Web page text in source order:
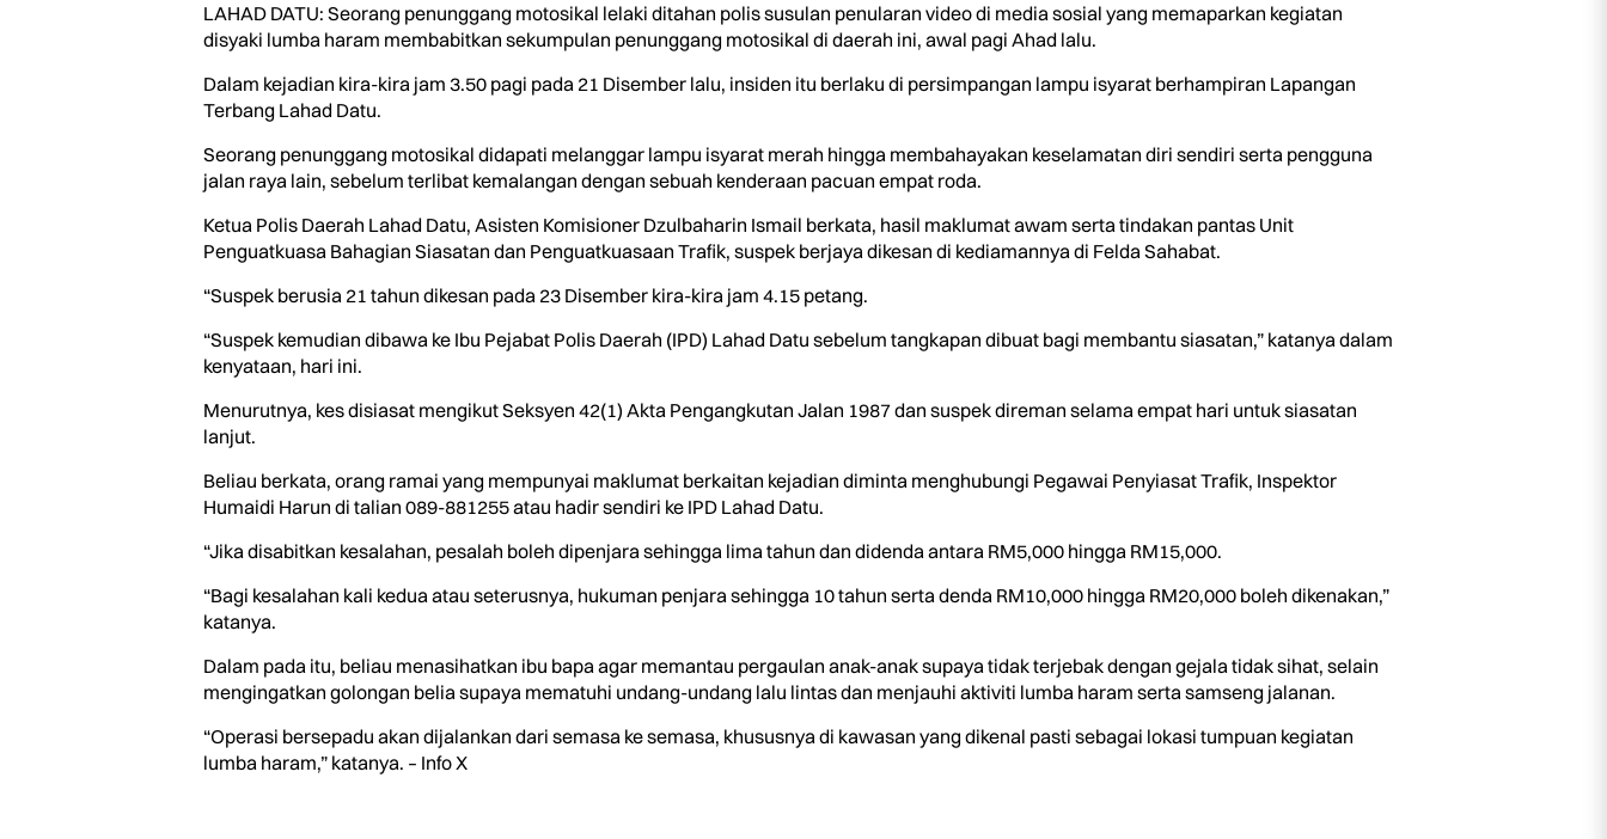
LAHAD DATU: Seorang penunggang motosikal lelaki ditahan polis susulan penularan video di media sosial yang memaparkan kegiatan
disyaki lumba haram membabitkan sekumpulan penunggang motosikal di daerah ini, awal pagi Ahad lalu.
Dalam kejadian kira-kira jam 3.50 pagi pada 21 Disember lalu, insiden itu berlaku di persimpangan lampu isyarat berhampiran Lapangan
Terbang Lahad Datu.
Seorang penunggang motosikal didapati melanggar lampu isyarat merah hingga membahayakan keselamatan diri sendiri serta pengguna
jalan raya lain, sebelum terlibat kemalangan dengan sebuah kenderaan pacuan empat roda.
Ketua Polis Daerah Lahad Datu, Asisten Komisioner Dzulbaharin Ismail berkata, hasil maklumat awam serta tindakan pantas Unit
Penguatkuasa Bahagian Siasatan dan Penguatkuasaan Trafik, suspek berjaya dikesan di kediamannya di Felda Sahabat.
“Suspek berusia 21 tahun dikesan pada 23 Disember kira-kira jam 4.15 petang.
“Suspek kemudian dibawa ke Ibu Pejabat Polis Daerah (IPD) Lahad Datu sebelum tangkapan dibuat bagi membantu siasatan,” katanya dalam
kenyataan, hari ini.
Menurutnya, kes disiasat mengikut Seksyen 42(1) Akta Pengangkutan Jalan 1987 dan suspek direman selama empat hari untuk siasatan
lanjut.
Beliau berkata, orang ramai yang mempunyai maklumat berkaitan kejadian diminta menghubungi Pegawai Penyiasat Trafik, Inspektor
Humaidi Harun di talian 089-881255 atau hadir sendiri ke IPD Lahad Datu.
“Jika disabitkan kesalahan, pesalah boleh dipenjara sehingga lima tahun dan didenda antara RM5,000 hingga RM15,000.
“Bagi kesalahan kali kedua atau seterusnya, hukuman penjara sehingga 10 tahun serta denda RM10,000 hingga RM20,000 boleh dikenakan,”
katanya.
Dalam pada itu, beliau menasihatkan ibu bapa agar memantau pergaulan anak-anak supaya tidak terjebak dengan gejala tidak sihat, selain
mengingatkan golongan belia supaya mematuhi undang-undang lalu lintas dan menjauhi aktiviti lumba haram serta samseng jalanan.
“Operasi bersepadu akan dijalankan dari semasa ke semasa, khususnya di kawasan yang dikenal pasti sebagai lokasi tumpuan kegiatan
lumba haram,” katanya. – Info X